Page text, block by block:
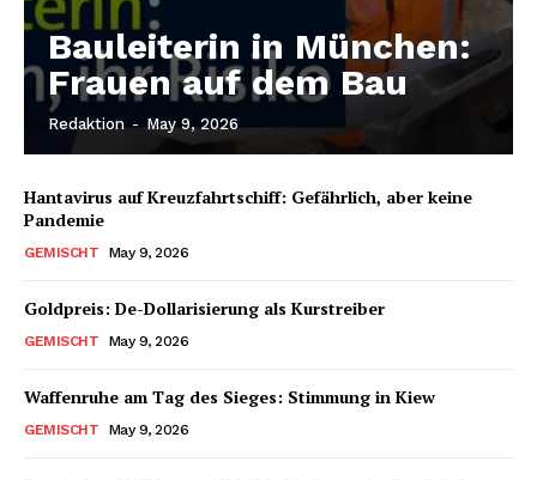
Bauleiterin in München:
Frauen auf dem Bau
Redaktion - May 9, 2026
Hantavirus auf Kreuzfahrtschiff: Gefährlich, aber keine
Pandemie
GEMISCHT May 9, 2026
Goldpreis: De-Dollarisierung als Kurstreiber
GEMISCHT May 9, 2026
Waffenruhe am Tag des Sieges: Stimmung in Kiew
GEMISCHT May 9, 2026